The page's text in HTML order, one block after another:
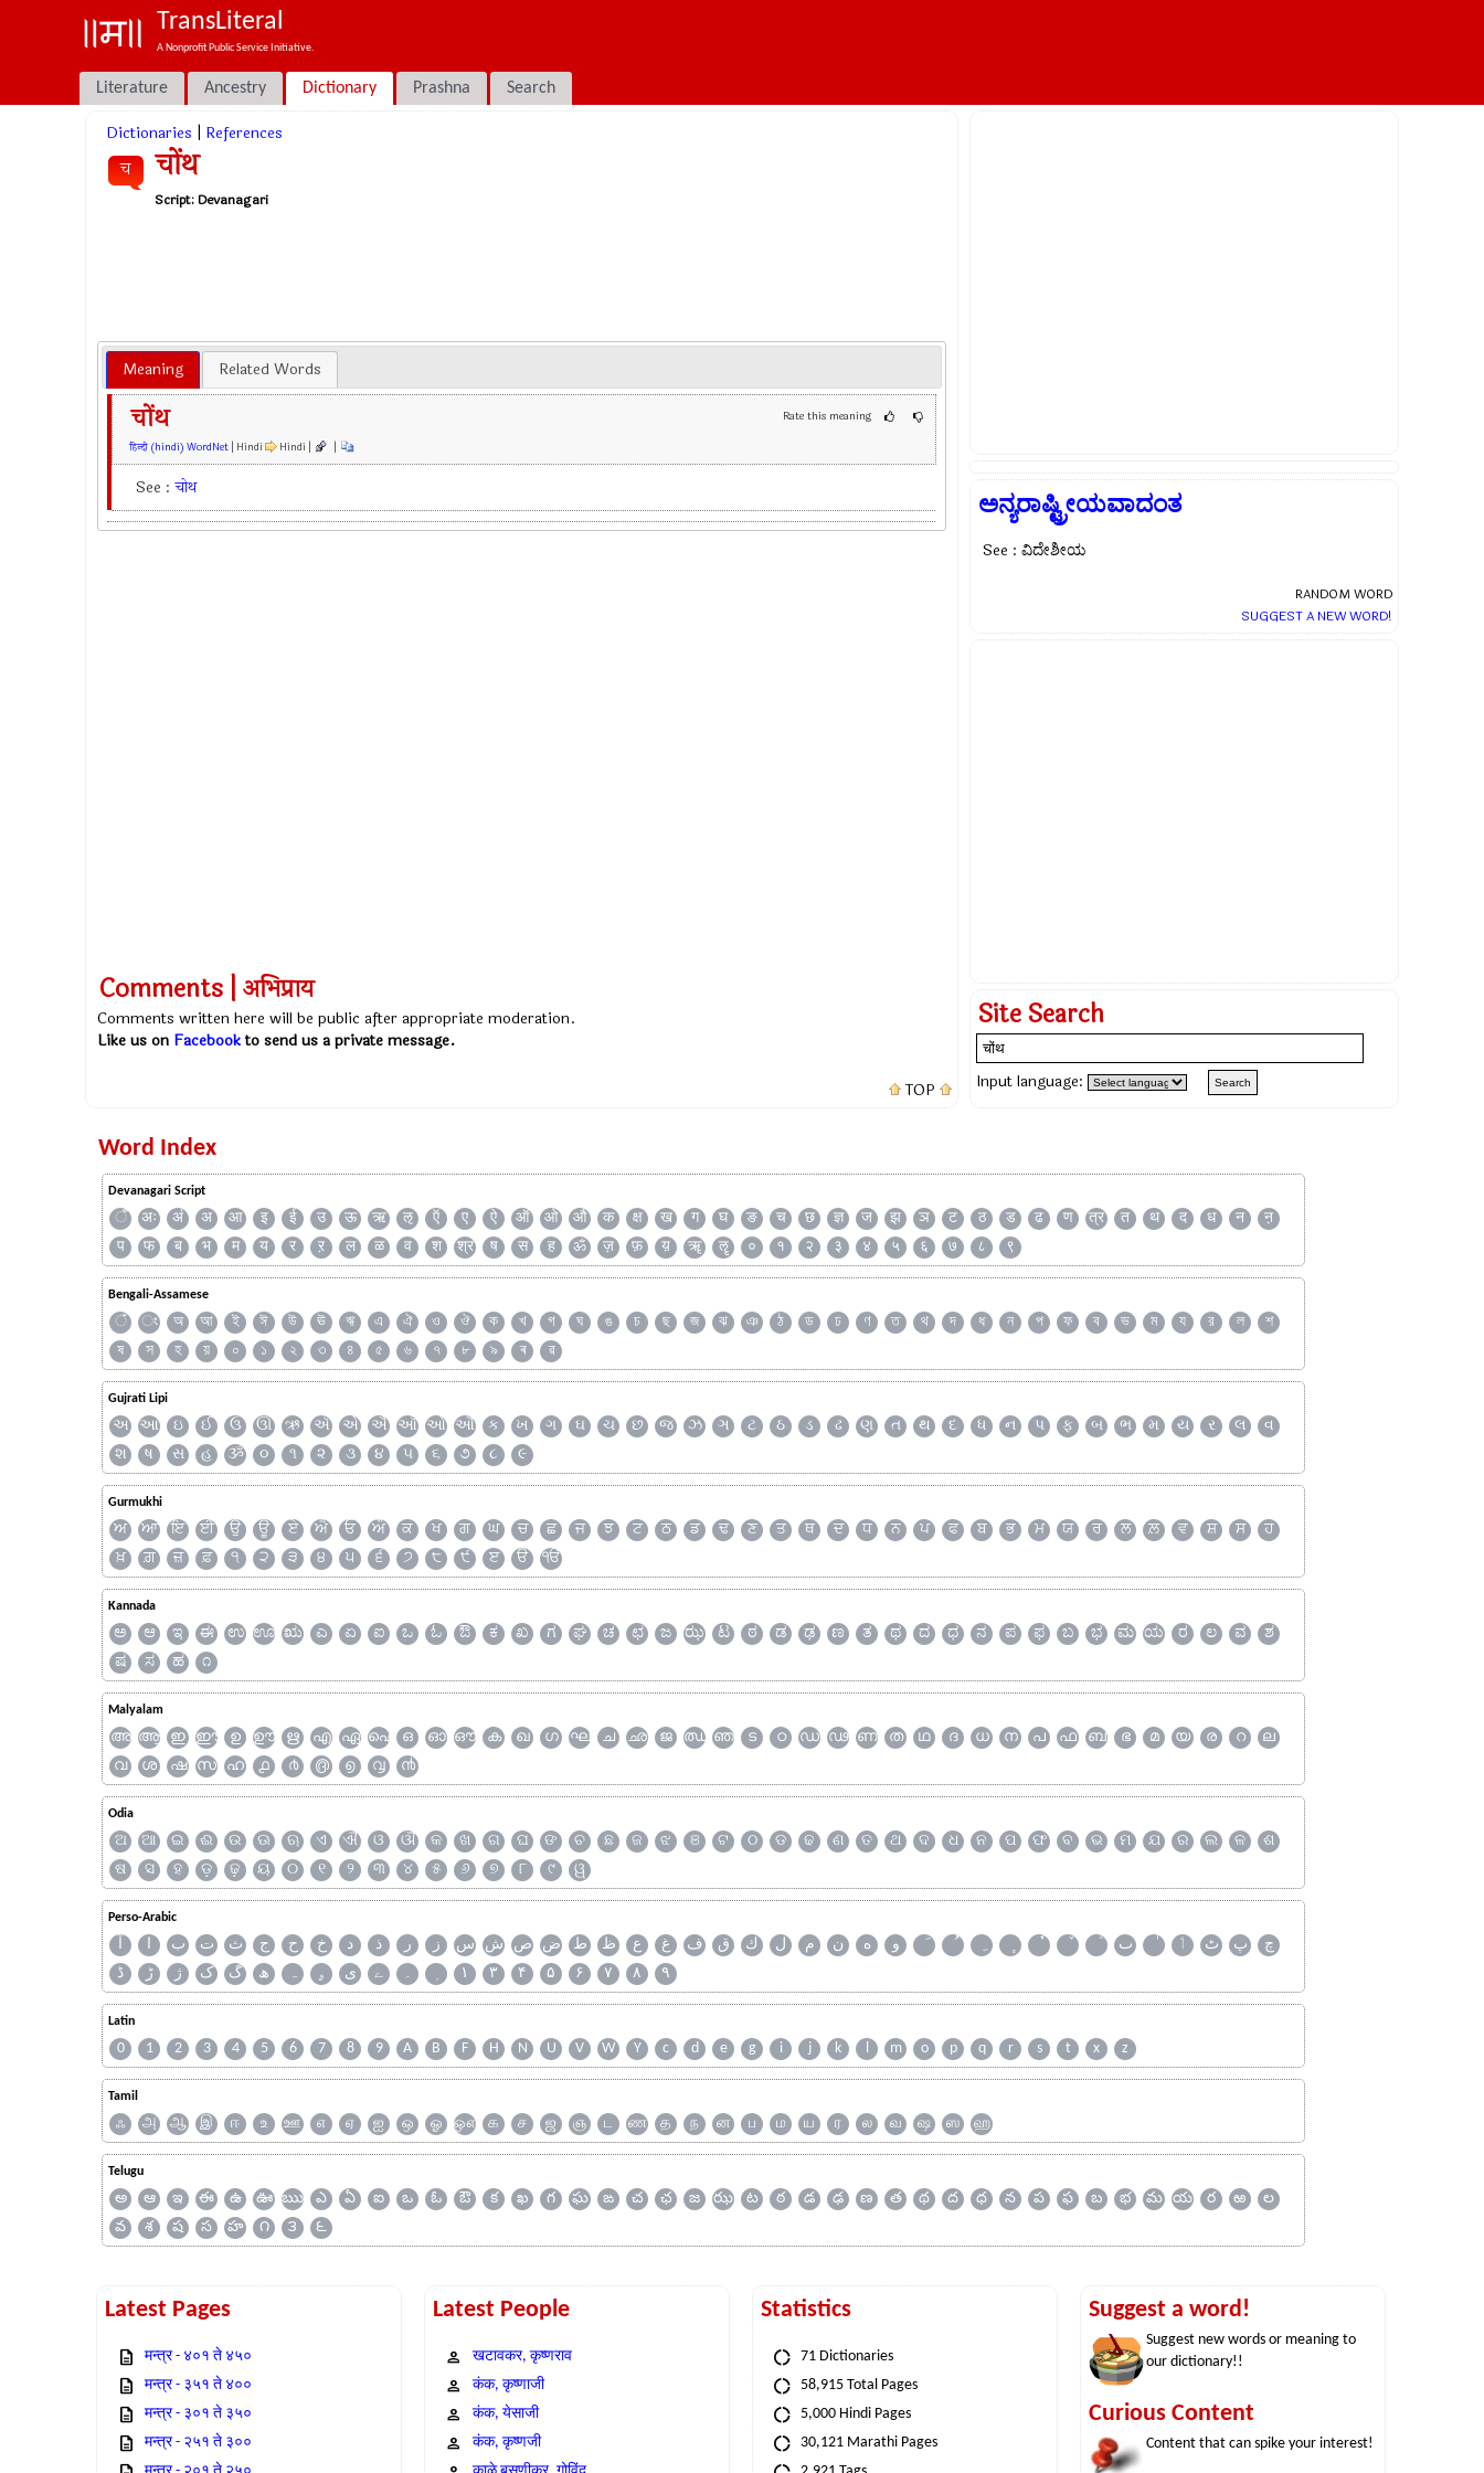
TransLiteral
A Nonprofit Public Service Initiative.
Literature Ancestry Dictionary Prashna Search
Dictionaries References
च चोंथ
Script:Devanagari
Meaning Related Words
Rate this meaning
चोंथ
हिन्दी (hindi) WordNet| Hindi Hindi | |
See : चोथ
Comments | अभिप्राय
Comments written here will be public after appropriate moderation.
Like us on Facebookto send us a private message.
TOP
ಅನ್ಯರಾಷ್ಟ್ರೀಯವಾದಂತ
See : ವಿದೇಶೀಯ
RANDOM WORD
SUGGEST A NEW WORD!
Site Search
Input language:
Word Index
Devanagari Script
ँ अः अं अ आ इ ई उ ऊ ऋ ऌ ऍ ए ऐ ऑ ओ औ क क्ष ख ग घ ङ च छ ज्ञ ज झ ञ ट ठ ड ढ ण त्र त थ द ध न
ऩ
प
फ ब भ म य र ऱ ल ळ व श श्र ष स ह ॐ ज़ फ़ य़ ॠ ॡ ० १ २ ३ ४ ५ ६ ७ ८ ९
Bengali-Assamese
ঁ ং অ আ ই ঈ উ ঊ ঋ এ ঐ ও ঔ ক খ গ ঘ ঙ চ ছ জ ঝ ঞ ঠ ড ঢ ণ ত থ দ ধ ন প ফ ব ভ ম য র ল
শ
ষ
স হ য় ০ ১ ২ ৩ ৪ ৫ ৬ ৭ ৮ ৯ ৰ ৱ
Gujrati Lipi
અ આ ઇ ઈ ઉ ઊ ઋ ઍ એ ઐ ઑ ઓ ઔ ક ખ ગ ઘ ચ છ જ ઝ ઞ ટ ઠ ડ ઢ ણ ત થ દ ધ ન પ ફ બ ભ મ ય ર લ
વ
શ
ષ સ હ ૐ ૦ ૧ ૨ ૩ ૪ ૫ ૬ ૭ ૮ ૯
Gurmukhi
ਅ ਆ ਇ ਈ ਉ ਊ ਏ ਐ ਓ ਔ ਕ ਖ ਗ ਘ ਚ ਛ ਜ ਝ ਟ ਠ ਡ ਢ ਣ ਤ ਥ ਦ ਧ ਨ ਪ ਫ ਬ ਭ ਮ ਯ ਰ ਲ ਲ਼ ਵ ਸ਼ ਸ
ਹ
ਖ਼
ਗ਼ ਜ਼ ਫ਼ ੧ ੨ ੩ ੪ ੫ ੬ ੭ ੮ ੯ ੲ ੳ ੴ
Kannada
ಅ ಆ ಇ ಈ ಉ ಊ ಋ ಎ ಏ ಐ ಒ ಓ ಔ ಕ ಖ ಗ ಘ ಚ ಛ ಜ ಝ ಟ ಠ ಡ ಢ ಣ ತ ಥ ದ ಧ ನ ಪ ಫ ಬ ಭ ಮ ಯ ರ ಲ ವ
ಶ
ಷ
ಸ ಹ ೧
Malyalam
അ ആ ഇ ഈ ഉ ഊ ഋ എ ഏ ഐ ഒ ഓ ഔ ക ഖ ഗ ഘ ച ഛ ജ ഝ ഞ ട ഠ ഡ ഢ ണ ത ഥ ദ ധ ന പ ഫ ബ ഭ മ യ ര റ
ല
വ
ശ ഷ സ ഹ ൧ ൪ ൫ ൭ ൮ ൯
Odia
ଅ ଆ ଇ ଈ ଉ ଊ ଋ ଏ ଐ ଓ ଔ କ ଖ ଗ ଘ ଙ ଚ ଛ ଜ ଝ ଞ ଟ ଠ ଡ ଢ ଣ ତ ଥ ଦ ଧ ନ ପ ଫ ବ ଭ ମ ଯ ର ଲ ଳ
ଶ
ଷ
ସ ହ ଡ଼ ଢ଼ ୟ ୦ ୧ ୨ ୩ ୪ ୫ ୬ ୭ ୮ ୯ ୱ
Perso-Arabic
آ ا ب ت ث ج ح خ د ذ ر ز س ش ص ض ط ظ ع غ ف ق ك ل م ن ه و ٮ ٲ ٹ پ
چ
ڈ
ڑ ژ ک گ ھ ہ ۄ ی ے ۔ ۱ ۳ ۴ ۵ ۶ ۷ ۸ ۹
Latin
0 1 2 3 4 5 6 7 8 9 A B F H N U V W Y c d e g i j k l m o p q r s t x z
Tamil
ஃ அ ஆ இ ஈ உ ஊ எ ஏ ஐ ஒ ஓ ஔ க ச ஜ ஞ ட ண த ந ன ப ம ய ர ல வ ஷ ஸ ஹ
Telugu
అ ఆ ఇ ఈ ఉ ఊ ఋ ఎ ఏ ఐ ఒ ఓ ఔ క ఖ గ ఘ ఙ చ ఛ జ ఝ ట ఠ డ ఢ ణ త థ ద ధ న ప ఫ బ భ మ య ర ఱ
ల
వ
శ ష స హ ౧ ౩ ౬
Latest Pages
मन्त्र - ४०१ ते ४५०
मन्त्र - ३५१ ते ४००
मन्त्र - ३०१ ते ३५०
मन्त्र - २५१ ते ३००
Latest People
खटावकर, कृष्णराव
कंक, कृष्णाजी
कंक, येसाजी
कंक, कृष्णजी
Statistics
71 Dictionaries
58,915 Total Pages
5,000 Hindi Pages
30,121 Marathi Pages
Suggest a word!
Suggest new words or meaning to
our dictionary!!
Curious Content
Content that can spike your interest!